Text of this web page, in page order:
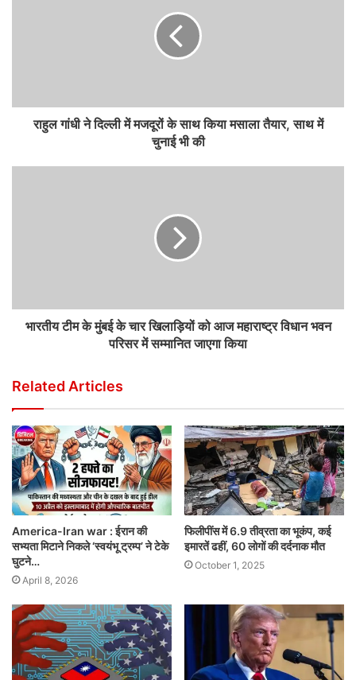
राहुल गांधी ने दिल्ली में मजदूरों के साथ किया मसाला तैयार, साथ में
चुनाई भी की
भारतीय टीम के मुंबई के चार खिलाड़ियों को आज महाराष्ट्र विधान भवन
परिसर में सम्मानित जाएगा किया
Related Articles
America-Iran war : ईरान की
सभ्यता मिटाने निकले ‘स्वयंभू ट्रम्प’ ने टेके
घुटने…
April 8, 2026
फिलीपींस में 6.9 तीव्रता का भूकंप, कई
इमारतें ढहीं, 60 लोगों की दर्दनाक मौत
October 1, 2025